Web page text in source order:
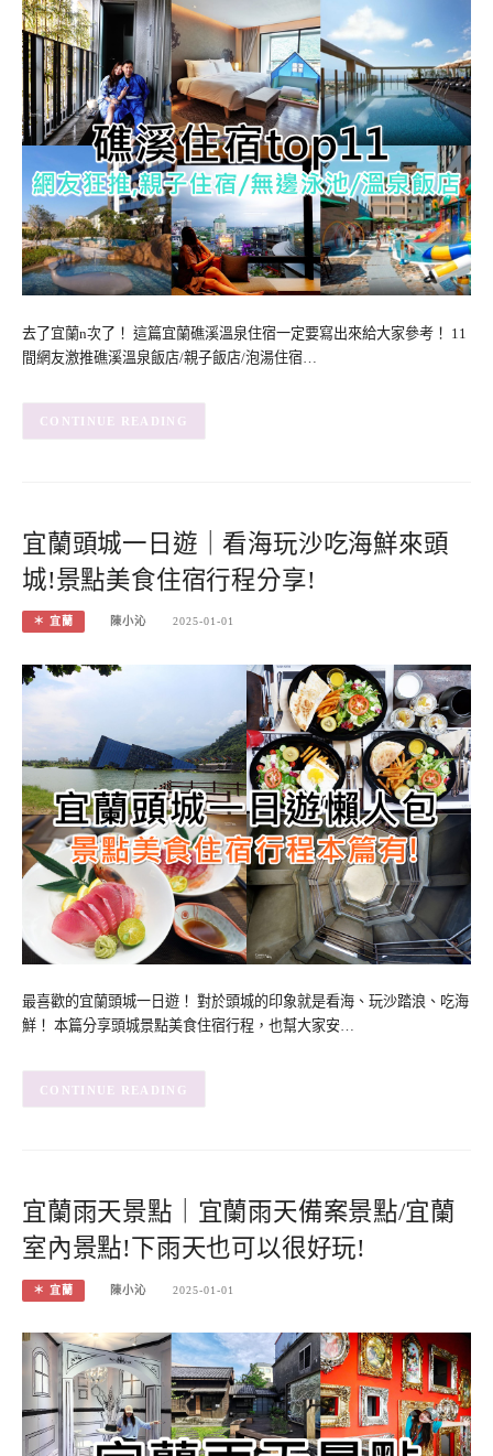
去了宜蘭n次了！ 這篇宜蘭礁溪溫泉住宿一定要寫出來給大家參考！ 11
間網友激推礁溪溫泉飯店/親子飯店/泡湯住宿…
CONTINUE READING
宜蘭頭城一日遊｜看海玩沙吃海鮮來頭
城!景點美食住宿行程分享!
＊ 宜蘭 陳小沁 2025-01-01
最喜歡的宜蘭頭城一日遊！ 對於頭城的印象就是看海、玩沙踏浪、吃海
鮮！ 本篇分享頭城景點美食住宿行程，也幫大家安…
CONTINUE READING
宜蘭雨天景點｜宜蘭雨天備案景點/宜蘭
室內景點!下雨天也可以很好玩!
＊ 宜蘭 陳小沁 2025-01-01